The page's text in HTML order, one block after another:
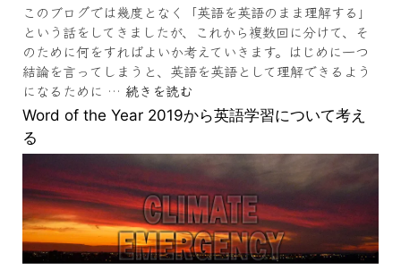
このブログでは幾度となく「英語を英語のまま理解する」
という話をしてきましたが、これから複数回に分けて、そ
のために何をすればよいか考えていきます。はじめに一つ
結論を言ってしまうと、英語を英語として理解できるよう
になるために … 続きを読む
Word of the Year 2019から英語学習について考え
る